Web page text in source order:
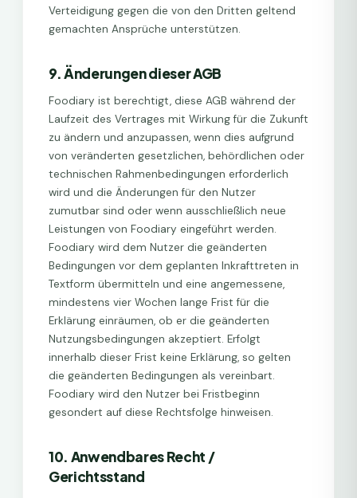
Verteidigung gegen die von den Dritten geltend
gemachten Ansprüche unterstützen.
9. Änderungen dieser AGB
Foodiary ist berechtigt, diese AGB während der
Laufzeit des Vertrages mit Wirkung für die Zukunft
zu ändern und anzupassen, wenn dies aufgrund
von veränderten gesetzlichen, behördlichen oder
technischen Rahmenbedingungen erforderlich
wird und die Änderungen für den Nutzer
zumutbar sind oder wenn ausschließlich neue
Leistungen von Foodiary eingeführt werden.
Foodiary wird dem Nutzer die geänderten
Bedingungen vor dem geplanten Inkrafttreten in
Textform übermitteln und eine angemessene,
mindestens vier Wochen lange Frist für die
Erklärung einräumen, ob er die geänderten
Nutzungsbedingungen akzeptiert. Erfolgt
innerhalb dieser Frist keine Erklärung, so gelten
die geänderten Bedingungen als vereinbart.
Foodiary wird den Nutzer bei Fristbeginn
gesondert auf diese Rechtsfolge hinweisen.
10. Anwendbares Recht /
Gerichtsstand